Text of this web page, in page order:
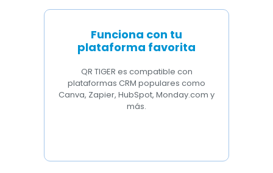
Funciona con tu
plataforma favorita
QR TIGER es compatible con
plataformas CRM populares como
Canva, Zapier, HubSpot, Monday.com y
más.